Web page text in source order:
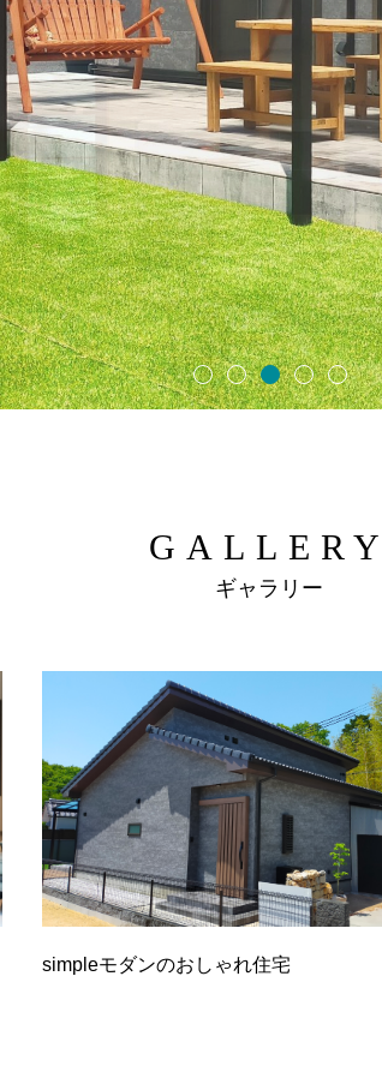
GALLERY
ギャラリー
simpleモダンのおしゃれ住宅